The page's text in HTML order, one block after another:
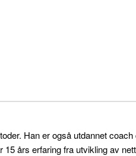
Han er også utdannet coach
års erfaring fra utvikling av